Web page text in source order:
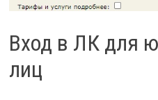
Вход в ЛК для
лиц